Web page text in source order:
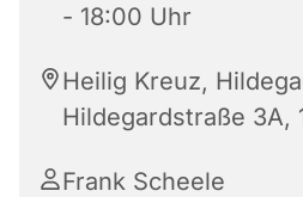
- 18:00 Uhr
Heilig Kreuz,
Hildegardstraße 3A,
Frank Scheele